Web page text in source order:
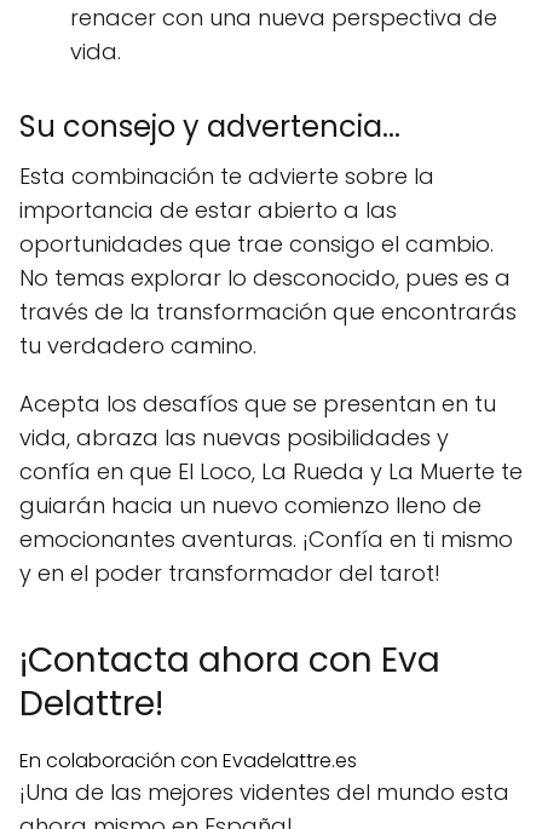
renacer con una nueva perspectiva de
vida.
Su consejo y advertencia...
Esta combinación te advierte sobre la
importancia de estar abierto a las
oportunidades que trae consigo el cambio.
No temas explorar lo desconocido, pues es a
través de la transformación que encontrarás
tu verdadero camino.
Acepta los desafíos que se presentan en tu
vida, abraza las nuevas posibilidades y
confía en que El Loco, La Rueda y La Muerte te
guiarán hacia un nuevo comienzo lleno de
emocionantes aventuras. ¡Confía en ti mismo
y en el poder transformador del tarot!
¡Contacta ahora con Eva
Delattre!
En colaboración con Evadelattre.es
¡Una de las mejores videntes del mundo esta